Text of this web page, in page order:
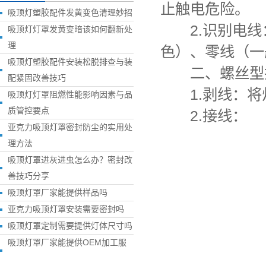
吸顶灯塑胶配件发黄变色清理妙招
吸顶灯灯罩发黄变暗该如何翻新处
理
吸顶灯塑胶配件安装松脱排查与装
配紧固改善技巧
吸顶灯灯罩阻燃性能影响因素与品
质管控要点
亚克力吸顶灯罩密封防尘的实用处
理方法
吸顶灯罩进灰进虫怎么办？密封改
善技巧分享
吸顶灯罩厂家能提供样品吗
亚克力吸顶灯罩安装需要密封吗
吸顶灯罩定制需要提供灯体尺寸吗
吸顶灯罩厂家能提供OEM加工服
止触电危险。
2.识别电线：
色）、零线（
二、螺丝型
1.剥线：将灯
2.接线：